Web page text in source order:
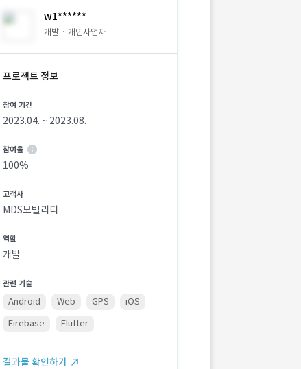
w1******
개발 · 개인사업자
프로젝트 정보
참여 기간
2023.04. ~ 2023.08.
참여율
100%
고객사
MDS모빌리티
역할
개발
관련 기술
Android Web GPS
iOS
Firebase
Flutter
결과물 확인하기